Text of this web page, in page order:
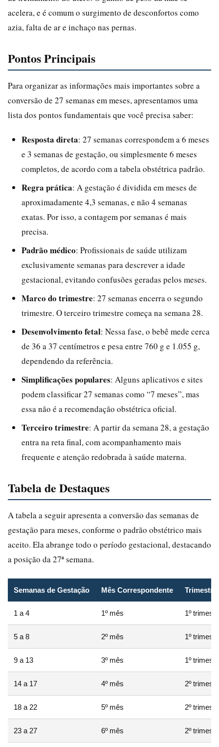
acelera, e é comum o surgimento de desconfortos como
azia, falta de ar e inchaço nas pernas.
Pontos Principais
Para organizar as informações mais importantes sobre a
conversão de 27 semanas em meses, apresentamos uma
lista dos pontos fundamentais que você precisa saber:
Resposta direta: 27 semanas correspondem a 6 meses
e 3 semanas de gestação, ou simplesmente 6 meses
completos, de acordo com a tabela obstétrica padrão.
Regra prática: A gestação é dividida em meses de
aproximadamente 4,3 semanas, e não 4 semanas
exatas. Por isso, a contagem por semanas é mais
precisa.
Padrão médico: Profissionais de saúde utilizam
exclusivamente semanas para descrever a idade
gestacional, evitando confusões geradas pelos meses.
Marco do trimestre: 27 semanas encerra o segundo
trimestre. O terceiro trimestre começa na semana 28.
Desenvolvimento fetal: Nessa fase, o bebê mede cerca
de 36 a 37 centímetros e pesa entre 760 g e 1.055 g,
dependendo da referência.
Simplificações populares: Alguns aplicativos e sites
podem classificar 27 semanas como “7 meses”, mas
essa não é a recomendação obstétrica oficial.
Terceiro trimestre: A partir da semana 28, a gestação
entra na reta final, com acompanhamento mais
frequente e atenção redobrada à saúde materna.
Tabela de Destaques
A tabela a seguir apresenta a conversão das semanas de
gestação para meses, conforme o padrão obstétrico mais
aceito. Ela abrange todo o período gestacional, destacando
a posição da 27ª semana.
Semanas de Gestação Mês Correspondente Trimestre
1 a 4 1º mês 1º
5 a 8 2º mês 1º
9 a 13 3º mês 1º
14 a 17 4º mês 2º
18 a 22 5º mês 2º
23 a 27 6º mês 2º